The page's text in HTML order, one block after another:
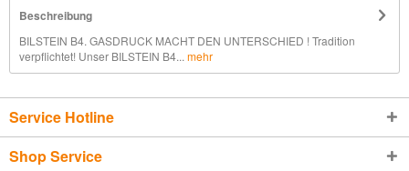
Beschreibung
BILSTEIN B4. GASDRUCK MACHT DEN UNTERSCHIED ! Tradition
verpflichtet! Unser BILSTEIN B4... mehr
Service Hotline
Shop Service